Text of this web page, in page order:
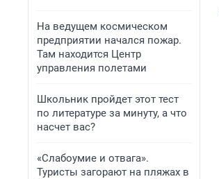
На ведущем космическом
предприятии начался пожар.
Там находится Центр
управления полетами
Школьник пройдет этот тест
по литературе за минуту, а что
насчет вас?
«Слабоумие и отвага».
Туристы загорают на пляжах в